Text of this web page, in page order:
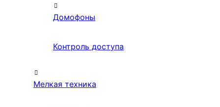
Домофоны
Контроль доступа
Мелкая техника